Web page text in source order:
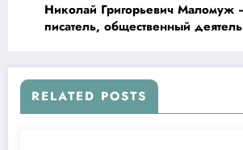
Николай Григорьевич Маломуж
писатель, общественный
RELATED POSTS